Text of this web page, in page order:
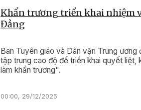
Khẩn trương triển khai nhiệm
Đảng
Ban Tuyên giáo và Dân vận Trung
tập trung cao độ để triển khai quyết liệt,
làm khẩn trương".
00:00, 29/12/2025